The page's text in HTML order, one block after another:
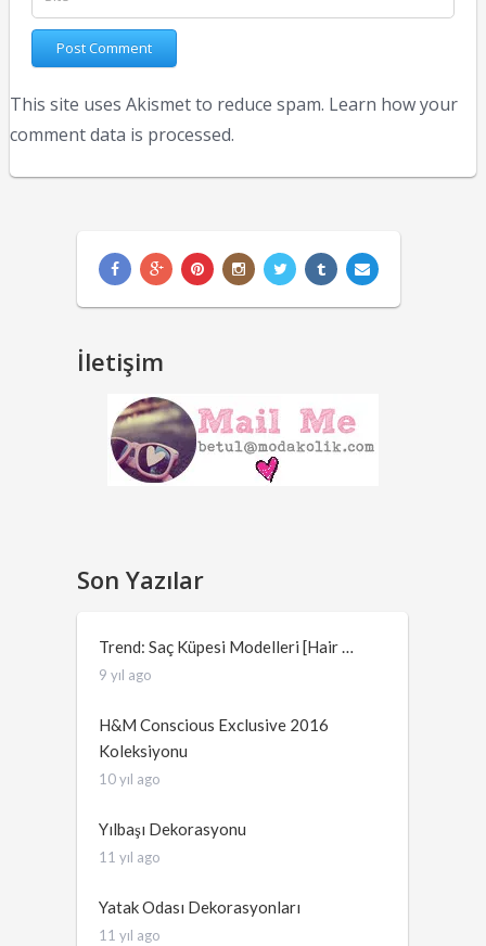
This site uses Akismet to reduce spam. Learn how your
comment data is processed.
İletişim
Son Yazılar
Trend: Saç Küpesi Modelleri [Hair …
9 yıl ago
H&M Conscious Exclusive 2016
Koleksiyonu
10 yıl ago
Yılbaşı Dekorasyonu
11 yıl ago
Yatak Odası Dekorasyonları
11 yıl ago